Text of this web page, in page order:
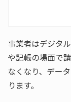
事業者はデジタ
や記帳の場面で
なくなり、デー
ります。